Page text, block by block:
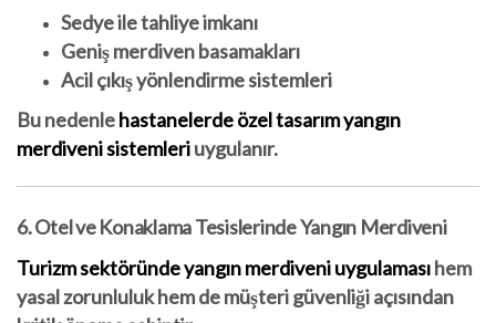
Sedye ile tahliye imkanı
Geniş merdiven basamakları
Acil çıkış yönlendirme sistemleri
Bu nedenlehastanelerdeözel tasarım yangın
merdiveni sistemleriuygulanır.
6. Otel ve Konaklama Tesislerinde Yangın Merdiveni
Turizm sektöründe yangın merdiveni uygulamasıhem
yasal zorunluluk hem de müşteri güvenliği açısından